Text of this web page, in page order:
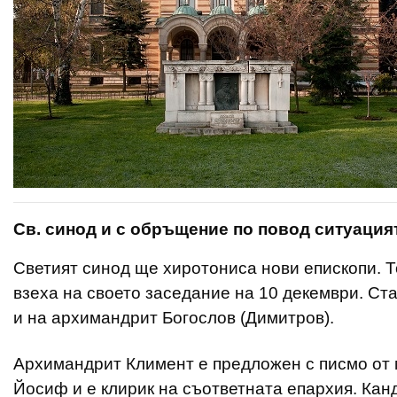
Св. синод и с обръщение по повод
Светият синод ще хиротониса нови епископи.
взеха на своето заседание на 10 декември.
и на архимандрит Богослов (Димитров).
Архимандрит Климент е предложен с писмо
Йосиф и е клирик на съответната епархия.